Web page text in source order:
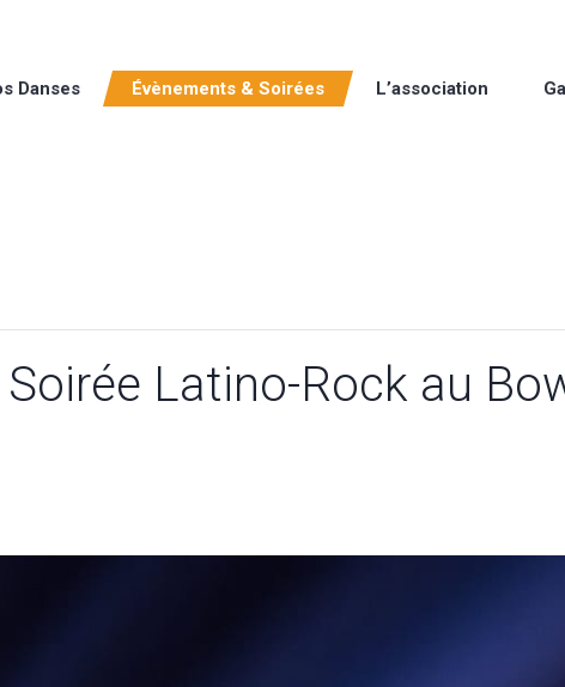
Danses Évènements & Soirées L’association
Latino-Rock au